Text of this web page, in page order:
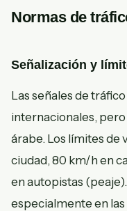
Normas de
Señalización y
Las señales de
internacionales,
árabe. Los límites de
ciudad, 80 km/h en
en autopistas
especialmente en